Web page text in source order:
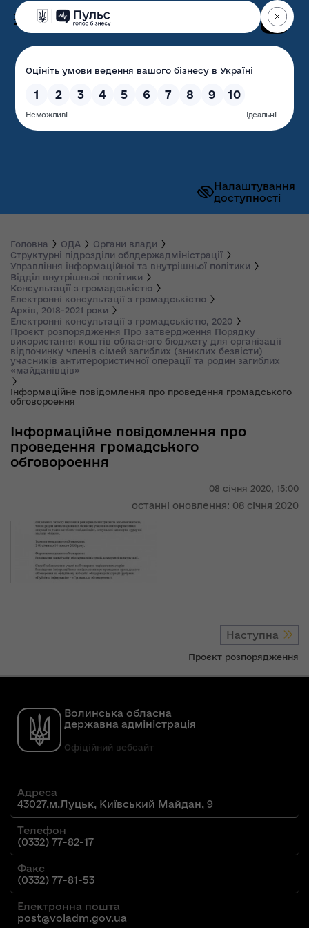
Налаштування
доступності
Волинська обласна
державна адміністрація
Головна ОДА
Органи влади
Структурні підрозділи облдержадміністрації
Управління інформаційної та внутрішньої політики
Відділ внутрішньої політики
Консультації з громадськістю
Електронні консультації з громадськістю
Архів, 2018-2021 роки
Електронні консультації з громадськістю, 2020
Проєкт розпорядження Про затвердження Порядку
використання коштів обласного бюджету для організації
відпочинку членів сімей загиблих (зниклих безвісти)
учасників антитерористичної операції та родин загиблих
«майданівців»
Інформаційне повідомлення про проведення громадського
обговороення
08 січня 2020, 15:00
останні оновлення: 08 січня 2020
Інформаційне повідомлення про
проведення громадського
обговороення
Наступна
Проєкт розпорядження
Волинська обласна
державна адміністрація
Офіційний вебсайт
Адреса
43027,м.Луцьк, Київський Майдан, 9
Телефон
(0332) 77-82-17
Факс
(0332) 77-81-53
Електронна пошта
post@voladm.gov.ua